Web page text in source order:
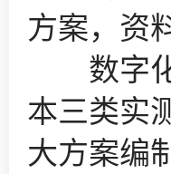
方案，资
数字化
本三类实
大方案编